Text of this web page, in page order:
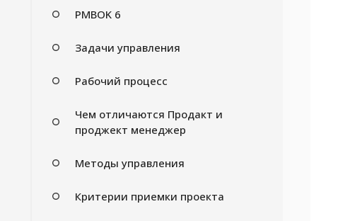
PMBOK 6
Задачи управления
Рабочий процесс
Чем отличаются Продакт и
проджект менеджер
Методы управления
Критерии приемки проекта